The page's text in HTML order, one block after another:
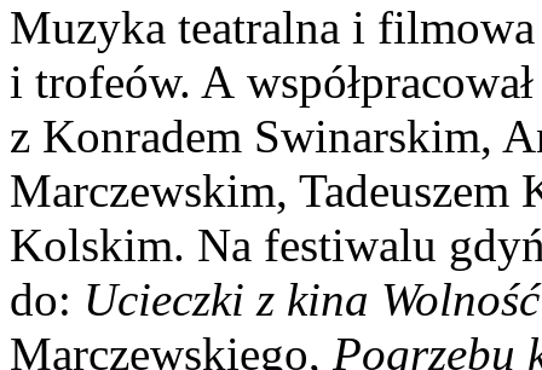
Muzyka teatralna i
i trofeów. A
z Konradem Swinarskim,
Marczewskim, Tadeuszem
Kolskim. Na festiwalu
do: Ucieczki z kina
Marczewskiego, Pogrzebu